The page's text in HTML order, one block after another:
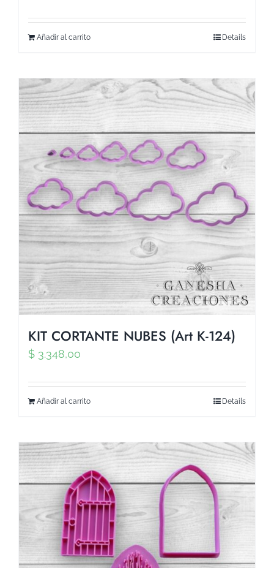
Añadir al carrito Details
KIT CORTANTE NUBES (Art K-124)
$ 3.348,00
Añadir al carrito Details